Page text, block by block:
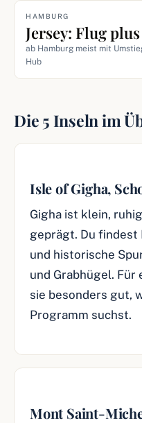
HAMBURG
Jersey: Flug
ab Hamburg meist mit
Hub
Die 5 Inseln im
Isle of Gigha,
Gigha ist klein,
geprägt. Du findest
und historische
und Grabhügel. Für
sie besonders gut,
Programm suchst.
Mont Saint-